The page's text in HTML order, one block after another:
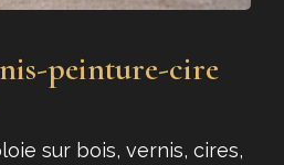
peinture-cire
sur bois, vernis, cires,